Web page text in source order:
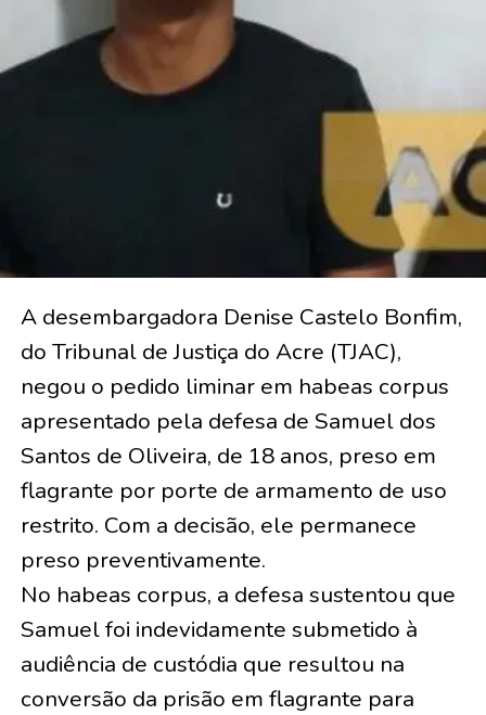
A desembargadora Denise Castelo Bonfim,
do Tribunal de Justiça do Acre (TJAC),
negou o pedido liminar em habeas corpus
apresentado pela defesa de Samuel dos
Santos de Oliveira, de 18 anos, preso em
flagrante por porte de armamento de uso
restrito. Com a decisão, ele permanece
preso preventivamente.
No habeas corpus, a defesa sustentou que
Samuel foi indevidamente submetido à
audiência de custódia que resultou na
conversão da prisão em flagrante para